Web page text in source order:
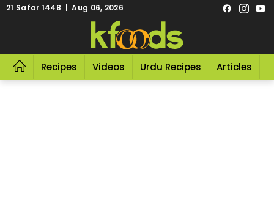
21 Safar 1448 | Aug 06, 2026
Recipes Videos Urdu Recipes Articles